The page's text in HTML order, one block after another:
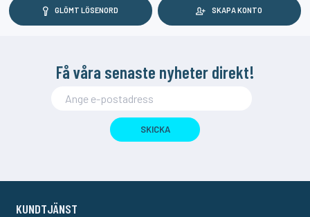
GLÖMT LÖSENORD SKAPA KONTO
Få våra senaste nyheter direkt!
SKICKA
KUNDTJÄNST